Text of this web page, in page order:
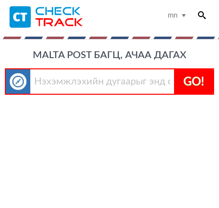
mn
MALTA POST БАГЦ, АЧАА ДАГАХ
GO!